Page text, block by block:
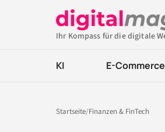
Ihr Kompass für die digitale
KI E-Commerce
Startseite/Finanzen & FinTech